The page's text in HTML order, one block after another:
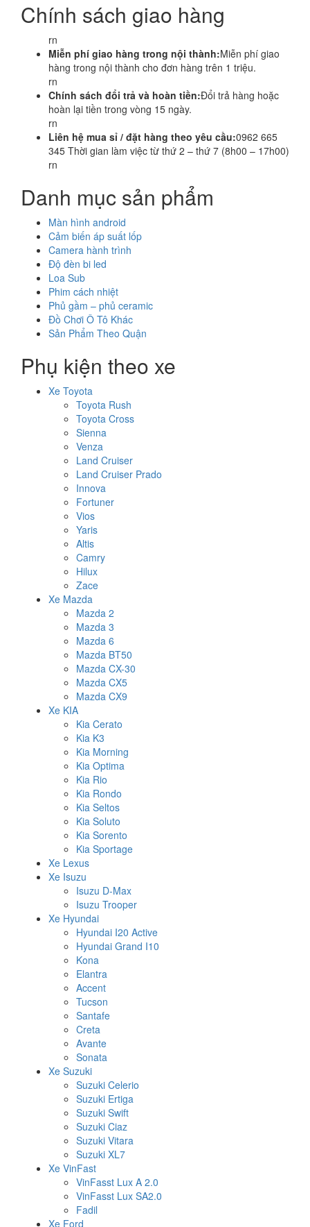
Chính sách giao hàng
rn
Miễn phí giao hàng trong nội thành:Miễn phí giao
hàng trong nội thành cho đơn hàng trên 1 triệu.
rn
Chính sách đổi trả và hoàn tiền:Đổi trả hàng hoặc
hoàn lại tiền trong vòng 15 ngày.
rn
Liên hệ mua sỉ / đặt hàng theo yêu cầu:0962 665
345 Thời gian làm việc từ thứ 2 – thứ 7 (8h00 – 17h00)
rn
Danh mục sản phẩm
Màn hình android
Cảm biến áp suất lốp
Camera hành trình
Độ đèn bi led
Loa Sub
Phim cách nhiệt
Phủ gầm – phủ ceramic
Đồ Chơi Ô Tô Khác
Sản Phẩm Theo Quận
Phụ kiện theo xe
Xe Toyota
Toyota Rush
Toyota Cross
Sienna
Venza
Land Cruiser
Land Cruiser Prado
Innova
Fortuner
Vios
Yaris
Altis
Camry
Hilux
Zace
Xe Mazda
Mazda 2
Mazda 3
Mazda 6
Mazda BT50
Mazda CX-30
Mazda CX5
Mazda CX9
Xe KIA
Kia Cerato
Kia K3
Kia Morning
Kia Optima
Kia Rio
Kia Rondo
Kia Seltos
Kia Soluto
Kia Sorento
Kia Sportage
Xe Lexus
Xe Isuzu
Isuzu D-Max
Isuzu Trooper
Xe Hyundai
Hyundai I20 Active
Hyundai Grand I10
Kona
Elantra
Accent
Tucson
Santafe
Creta
Avante
Sonata
Xe Suzuki
Suzuki Celerio
Suzuki Ertiga
Suzuki Swift
Suzuki Ciaz
Suzuki Vitara
Suzuki XL7
Xe VinFast
VinFasst Lux A 2.0
VinFasst Lux SA2.0
Fadil
Xe Ford